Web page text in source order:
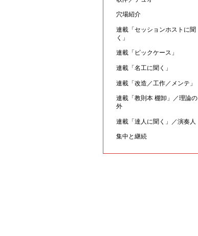
穴場紹介
連載「セッションホストに聞
く」
連載「ピックケース」
連載「名工に聞く」
連載「改造／工作／メンテ」
連載「教則本 棚卸」／理論の
外
連載「達人に聞く」／演奏人
集中と継続